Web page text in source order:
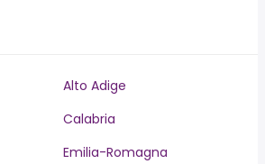
Alto Adige
Calabria
Emilia-Romagna